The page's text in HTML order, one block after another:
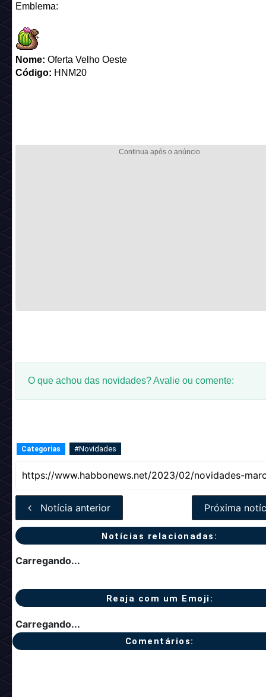
Emblema:
Nome: Oferta Velho Oeste
Código: HNM20
O que achou das novidades? Avalie ou comente:
Categorias #Novidades
Notícia anterior Próxima
Notícias relacionadas:
Carregando...
Reaja com um Emoji:
Carregando...
Comentários: